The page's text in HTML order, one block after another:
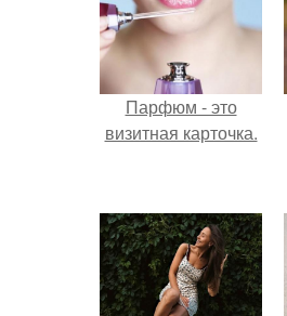
Парфюм - это
визитная карточка.